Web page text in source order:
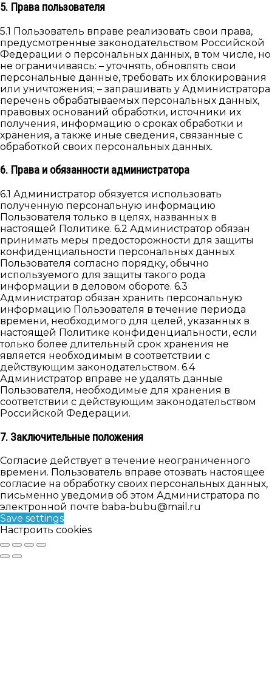
5. Права пользователя
5.1 Пользователь вправе реализовать свои права,
предусмотренные законодательством Российской
Федерации о персональных данных, в том числе, но
не ограничиваясь: – уточнять, обновлять свои
персональные данные, требовать их блокирования
или уничтожения; – запрашивать у Администратора
перечень обрабатываемых персональных данных,
правовых оснований обработки, источники их
получения, информацию о сроках обработки и
хранения, а также иные сведения, связанные с
обработкой своих персональных данных.
6. Права и обязанности администратора
6.1 Администратор обязуется использовать
полученную персональную информацию
Пользователя только в целях, названных в
настоящей Политике. 6.2 Администратор обязан
принимать меры предосторожности для защиты
конфиденциальности персональных данных
Пользователя согласно порядку, обычно
используемого для защиты такого рода
информации в деловом обороте. 6.3
Администратор обязан хранить персональную
информацию Пользователя в течение периода
времени, необходимого для целей, указанных в
настоящей Политике конфиденциальности, если
только более длительный срок хранения не
является необходимым в соответствии с
действующим законодательством. 6.4
Администратор вправе не удалять данные
Пользователя, необходимые для хранения в
соответствии с действующим законодательством
Российской Федерации.
7. Заключительные положения
Согласие действует в течение неограниченного
времени. Пользователь вправе отозвать настоящее
согласие на обработку своих персональных данных,
письменно уведомив об этом Администратора по
электронной почте baba-bubu@mail.ru
Save settings
Настроить cookies